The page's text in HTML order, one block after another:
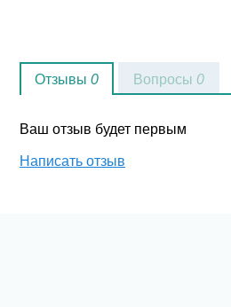
Отзывы 0
Ваш отзыв будет первым
Написать отзыв
Вопросы 0